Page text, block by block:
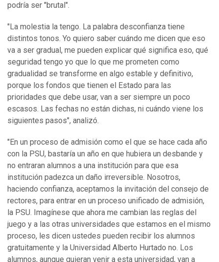
podría ser "brutal".
"La molestia la tengo. La palabra desconfianza tiene
distintos tonos. Yo quiero saber cuándo me dicen que eso
va a ser gradual, me pueden explicar qué significa eso, qué
seguridad tengo yo que lo que me prometen como
gradualidad se transforme en algo estable y definitivo,
porque los fondos que tienen el Estado para las
prioridades que debe usar, van a ser siempre un poco
escasos. Las fechas no están dichas, ni cuándo viene los
siguientes pasos", analizó.
"En un proceso de admisión como el que se hace cada año
con la PSU, bastaría un año en que hubiera un desbande y
no entraran alumnos a una institución para que esa
institución padezca un daño irreversible. Nosotros,
haciendo confianza, aceptamos la invitación del consejo de
rectores, para entrar en un proceso unificado de admisión,
la PSU. Imagínese que ahora me cambian las reglas del
juego y a las otras universidades que estamos en el mismo
proceso, les dicen ustedes pueden recibir los alumnos
gratuitamente y la Universidad Alberto Hurtado no. Los
alumnos, aunque quieran venir a esta universidad, van a